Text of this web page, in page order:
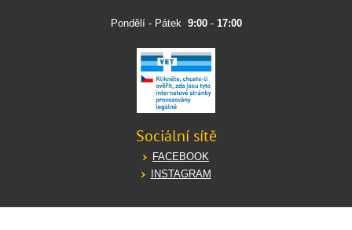
Pondělí - Pátek 9:00- 17:00
Sociální sítě
FACEBOOK
INSTAGRAM